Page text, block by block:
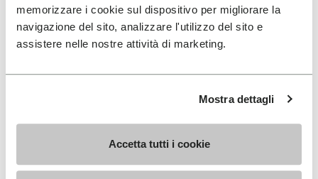
memorizzare i cookie sul dispositivo per migliorare la
navigazione del sito, analizzare l'utilizzo del sito e
assistere nelle nostre attività di marketing.
Mostra dettagli
Accetta tutti i cookie
HOMME
Breezandal
+ 3 couleurs
€ 150,00